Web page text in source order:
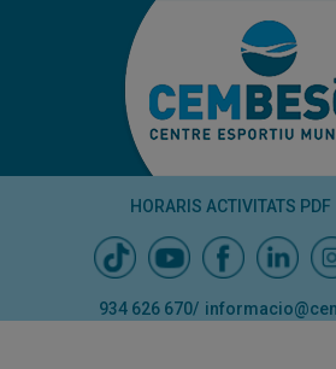
HORARIS ACTIVITATS PDF
934 626 670/